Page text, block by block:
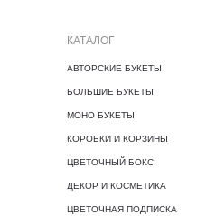
КАТАЛОГ
АВТОРСКИЕ БУКЕТЫ
БОЛЬШИЕ БУКЕТЫ
МОНО БУКЕТЫ
КОРОБКИ И КОРЗИНЫ
ЦВЕТОЧНЫЙ БОКС
ДЕКОР И КОСМЕТИКА
ЦВЕТОЧНАЯ ПОДПИСКА